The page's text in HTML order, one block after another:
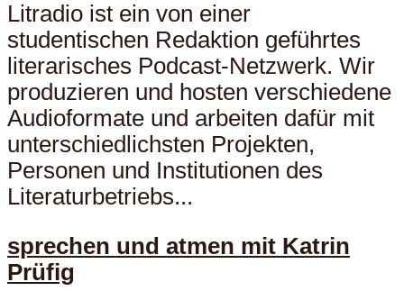
Litradio ist ein von einer
studentischen Redaktion geführtes
literarisches Podcast-Netzwerk. Wir
produzieren und hosten verschiedene
Audioformate und arbeiten dafür mit
unterschiedlichsten Projekten,
Personen und Institutionen des
Literaturbetriebs...
sprechen und atmen mit Katrin
Prüfig